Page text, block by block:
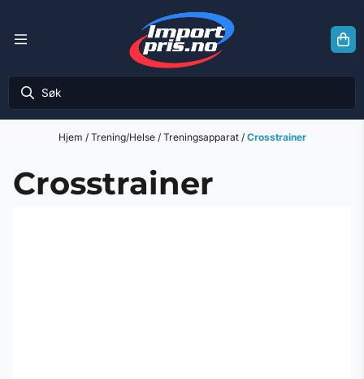
Hjem / Trening/Helse / Treningsapparat / Crosstrainer
Crosstrainer